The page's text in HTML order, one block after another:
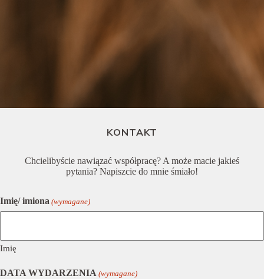
KONTAKT
Chcielibyście nawiązać współpracę? A może macie jakieś
pytania? Napiszcie do mnie śmiało!
Imię/ imiona (wymagane)
Imię
DATA WYDARZENIA (wymagane)